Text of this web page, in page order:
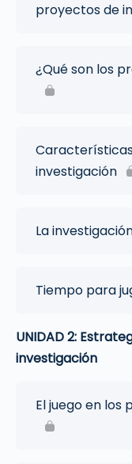
proyectos de
¿Qué son los
investigación
La
Tiempo para
UNIDAD 2:
investigación
El juego en los